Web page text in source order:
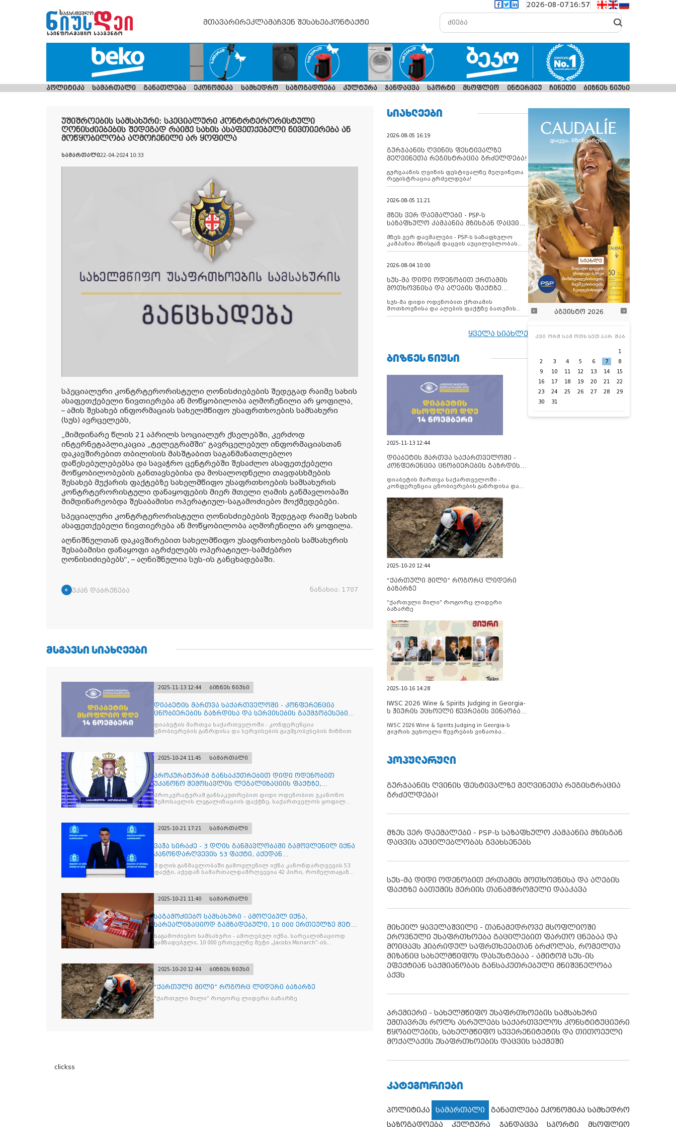
2026-08-07 16:57
მთავარირეკლამაჩვენ შესახებკონტაქტი
პოლიტიკა სამართალი განათლება ეკონომიკა სამხედრო საზოგადოება კულტურა ჯანდაცვა სპორტი მსოფლიო ინტერვიუ ჩინეთი ბიზნეს ნიუსი
უშიშროების სამსახური: სპეციალური კონტრტერორისტული
ღონისძიებების შედეგად რაიმე სახის ასაფეთქებელი ნივთიერება ან
მოწყობილობა აღმოჩენილი არ ყოფილა
სამართალი22-04-2024 10:33
სპეციალური კონტრტერორისტული ღონისძიებების შედეგად რაიმე სახის
ასაფეთქებელი ნივთიერება ან მოწყობილობა აღმოჩენილი არ ყოფილა,
– ამის შესახებ ინფორმაციას სახელმწიფო უსაფრთხოების სამსახური
(სუს) ავრცელებს,
„მიმდინარე წლის 21 აპრილს სოციალურ ქსელებში, კერძოდ
ინტერნეტაპლიკაცია „ტელეგრამში“ გავრცელებულ ინფორმაციასთან
დაკავშირებით თბილისის მასშტაბით საგანმანათლებლო
დაწესებულებებსა და სავაჭრო ცენტრებში შესაძლო ასაფეთქებელი
მოწყობილობების განთავსებისა და მოსალოდნელი თავდასხმების
შესახებ მუქარის ფაქტებზე სახელმწიფო უსაფრთხოების სამსახურის
კონტრტერორისტული დანაყოფების მიერ მთელი ღამის განმავლობაში
მიმდინარეობდა შესაბამისი ოპერატიულ-საგამოძიებო მოქმედებები.
სპეციალური კონტრტერორისტული ღონისძიებების შედეგად რაიმე სახის
ასაფეთქებელი ნივთიერება ან მოწყობილობა აღმოჩენილი არ ყოფილა.
აღნიშნულთან დაკავშირებით სახელმწიფო უსაფრთხოების სამსახურის
შესაბამისი დანაყოფი აგრძელებს ოპერატიულ-სამძებრო
ღონისიძიებებს“, – აღნიშნულია სუს-ის განცხადებაში.
უკან დაბრუნება ნანახია: 1707
ᲛᲡᲒᲐᲕᲡᲘ ᲡᲘᲐᲮᲚᲔᲔᲑᲘ
2025-11-13 12:44 ბიზნეს ნიუსი
დიაბეტის მართვა საქართველოში - კონფერენცია
ცნობიერების გაზრდისა და სერვისების გაუმჯობესების
მიზნით
დიაბეტის მართვა საქართველოში - კონფერენცია
ცნობიერების გაზრდისა და სერვისების გაუმჯობესების მიზნით
2025-10-24 11:45 სამართალი
პროკურატურამ განსაკუთრებით დიდი ოდენობით
უკანონო შემოსავლის ლეგალიზაციის ფაქტზე,
საქართველოს ყოფილ პ
პროკურატურამ განსაკუთრებით დიდი ოდენობით უკანონო
შემოსავლის ლეგალიზაციის ფაქტზე, საქართველოს ყოფილ
2025-10-21 17:21 სამართალი
ვაჟა სირაძე - 3 დღის განმავლობაში გამოვლენილ იქნა
კანონდარღვევის 53 ფაქტი, აქედან
სამართალდამრღვევია
3 დღის განმავლობაში გამოვლენილ იქნა კანონდარღვევის 53
ფაქტი, აქედან სამართალდამრღვევია 42 პირი, რომელთაგან
2025-10-21 11:40 სამართალი
საგამოძიებო სამსახური - ამოღებულ იქნა,
სარეალიზაციოდ გამზადებული, 10 000 ერთეულზე მეტი
„Jacobs Monar
საგამოძიებო სამსახური - ამოღებულ იქნა, სარეალიზაციოდ
გამზადებული, 10 000 ერთეულზე მეტი „Jacobs Monarch”-ის
2025-10-20 12:44
ბიზნეს ნიუსი
“ქართული მილი” როგორც ლიდერი ბაზარზე
“ქართული მილი” როგორც ლიდერი ბაზარზე
clickss
ᲡᲘᲐᲮᲚᲔᲔᲑᲘ
2026-08-05 16:19
გურჯაანის ღვინის ფესტივალზე
მეღვინეთა რეგისტრაცია გრძელდება!
გურჯაანის ღვინის ფესტივალზე მეღვინეთა
რეგისტრაცია გრძელდება!
2026-08-05 11:21
მზეს ვერ დაემალები - PSP-ს
საზაფხულო კამპანია მზისგან დაცვის
მზეს ვერ დაემალები - PSP-ს საზაფხულო
კამპანია მზისგან დაცვის აუცილებლობას
გვახსენებს
2026-08-04 10:00
სუს-მა დიდი ოდენობით ქრთამის
მოთხოვნისა და აღების ფაქტზე
დააკავა
სუს-მა დიდი ოდენობით ქრთამის
მოთხოვნისა და აღების ფაქტზე ბათუმის
მერიის თანამშრომელი დააკავა
ყველა სიახლე
ᲑᲘᲖᲜᲔᲡ ᲜᲘᲣᲡᲘ
2025-11-13 12:44
დიაბეტის მართვა საქართველოში -
კონფერენცია ცნობიერების გაზრდისა
დიაბეტის მართვა საქართველოში -
კონფერენცია ცნობიერების გაზრდისა და
2025-10-20 12:44
“ქართული მილი” როგორც ლიდერი
ბაზარზე
“ქართული მილი” როგორც ლიდერი
ბაზარზე
2025-10-16 14:28
IWSC 2026 Wine & Spirits Judging in Georgia-
ს ჟიურის უცხოელი წევრების ვინაობა
IWSC 2026 Wine & Spirits Judging in Georgia-ს
ჟიურის უცხოელი წევრების ვინაობა
აგვისტო 2026
კვი ორშ სამ ოთხ ხუთ პარ შაბ
1
2
3 4 5 6 7
8
9
10 11 12 13 14
15
16
17 18 19 20 21
22
23
24 25 26 27 28
29
30
31
ᲞᲝᲞᲣᲚᲐᲠᲣᲚᲘ
გურჯაანის ღვინის ფესტივალზე მეღვინეთა რეგისტრაცია
გრძელდება!
მზეს ვერ დაემალები - PSP-ს საზაფხულო კამპანია მზისგან
დაცვის აუცილებლობას გვახსენებს
სუს-მა დიდი ოდენობით ქრთამის მოთხოვნისა და აღების
ფაქტზე ბათუმის მერიის თანამშრომელი დააკავა
მიხეილ ყაველაშვილი - თანამედროვე მსოფლიოში
ეროვნული უსაფრთხოება გაცილებით ფართო ცნებაა და
მოიცავს ჰიბრიდულ საფრთხეებთან ბრძოლას, რომელთა
მიზანიც სახელმწიფოს დასუსტებაა - ამიტომ სუს-ის
ეფექტიან საქმიანობას განსაკუთრებული მნიშვნელობა
აქვს
პრემიერი - სახელმწიფო უსაფრთხოების სამსახური
უმთავრეს როლს ასრულებს საქართველოს კონსტიტუციური
წყობილების, სახელმწიფო სუვერენიტეტის და თითოეული
მოქალაქის უსაფრთხოების დაცვის საქმეში
ᲙᲐᲢᲔᲒᲝᲠᲘᲔᲑᲘ
პოლიტიკა სამართალი განათლება ეკონომიკა სამხედრო
საზოგადოება
კულტურა ჯანდაცვა სპორტი მსოფლიო